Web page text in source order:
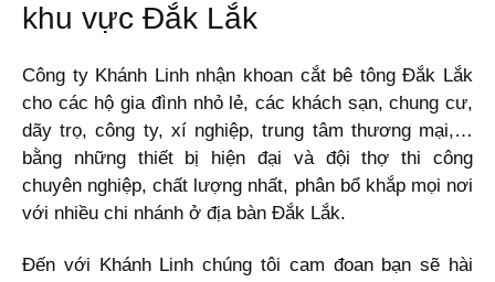
khu vực Đắk Lắk
Công ty Khánh Linh nhận khoan cắt bê tông Đắk Lắk
cho các hộ gia đình nhỏ lẻ, các khách sạn, chung cư,
dãy trọ, công ty, xí nghiệp, trung tâm thương mại,…
bằng những thiết bị hiện đại và đội thợ thi công
chuyên nghiệp, chất lượng nhất, phân bổ khắp mọi nơi
với nhiều chi nhánh ở địa bàn Đắk Lắk.
Đến với Khánh Linh chúng tôi cam đoan bạn sẽ hài